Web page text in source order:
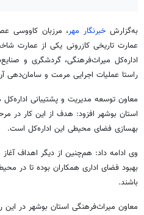
به‌گزارش خبرنگار مهر، مرزبان کاووسی
عمارت تاریخی کازرونی یکی از عمارت
اداره‌کل میراث‌فرهنگی، گردشگری و
راستا عملیات اجرایی مرمت و سامان‌دهی
معاون توسعه مدیریت و پشتیبانی
استان بوشهر افزود: هدف از این کار در
بهسازی فضای محیطی این اداره‌کل است.
وی ادامه داد: هم‌چنین از دیگر اهداف
بهبود فضای اداری همکاران بوده تا در
باشند.
معاون میراث‌فرهنگی استان بوشهر در